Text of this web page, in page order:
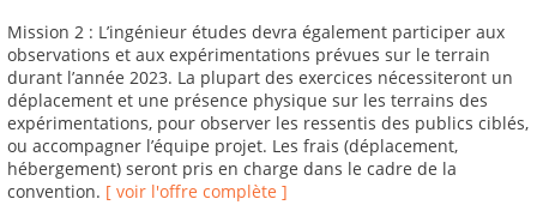
Mission 2 : L’ingénieur études devra également participer aux
observations et aux expérimentations prévues sur le terrain
durant l’année 2023. La plupart des exercices nécessiteront un
déplacement et une présence physique sur les terrains des
expérimentations, pour observer les ressentis des publics ciblés,
ou accompagner l’équipe projet. Les frais (déplacement,
hébergement) seront pris en charge dans le cadre de la
convention. [ voir l'offre complète ]